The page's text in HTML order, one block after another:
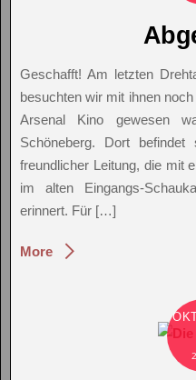
Geschafft! Am letzten
besuchten wir mit ihnen
Arsenal Kino gewesen
Schöneberg. Dort
freundlicher Leitung, die mit
im alten Eingangs-
erinnert. Für […]
More